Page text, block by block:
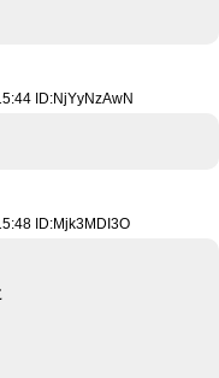
ID:NjYyNzAwN
ID:Mjk3MDI3O